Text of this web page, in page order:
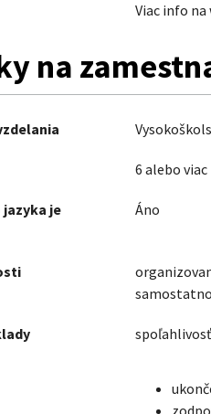
Viac info
na
6 alebo
je
Áno
spoľahlivosť